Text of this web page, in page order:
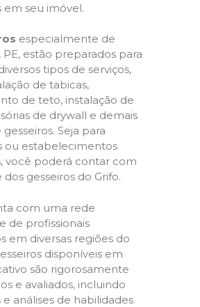
em seu imóvel.
especialmente de
PE, estão preparados para
tipos de serviços,
de tabicas,
de teto, instalação de
de drywall e demais
gesseiros. Seja para
ou estabelecimentos
você poderá contar com
gesseiros do Grifo.
com uma rede
de profissionais
em diversas regiões do
disponíveis em
são rigorosamente
e avaliados, incluindo
e análises de habilidades